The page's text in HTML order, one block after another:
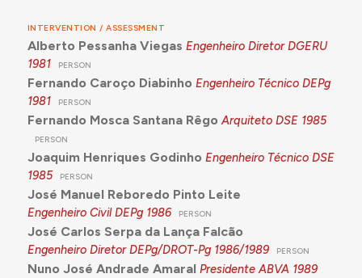
INTERVENTION / ASSESSMENT
Alberto Pessanha Viegas Engenheiro Diretor DGERU
1981
PERSON
Fernando Caroço Diabinho Engenheiro Técnico DEPg
1981
PERSON
Fernando Mosca Santana Rêgo Arquiteto DSE 1985
PERSON
Joaquim Henriques Godinho Engenheiro Técnico DSE
1985
PERSON
José Manuel Reboredo Pinto Leite
Engenheiro Civil DEPg 1986 PERSON
José Carlos Serpa da Lança Falcão
Engenheiro Diretor DEPg/DROT-Pg 1986/1989 PERSON
Nuno José Andrade Amaral Presidente ABVA 1989